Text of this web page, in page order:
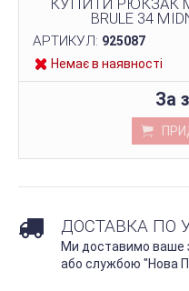
КУПИТИ РЮКЗАК
BRULE 34
АРТИКУЛ: 925087
Немає в наявності
За
ДОСТАВКА ПО
Ми доставимо ваше
або службою "Нова